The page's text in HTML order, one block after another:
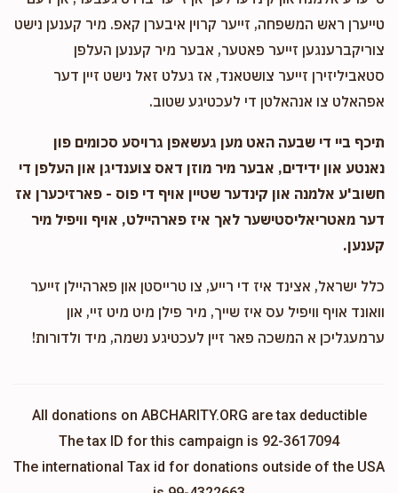
טייערן ראש המשפחה, זייער קרוין איבערן קאפ. מיר קענען נישט
צוריקברענגען זייער פאטער, אבער מיר קענען העלפן
סטאביליזירן זייער צושטאנד, אז געלט זאל נישט זיין דער
אפהאלט צו אנהאלטן די לעכטיגע שטוב.
תיכף ביי די שבעה האט מען געשאפן גרויסע סכומים פון
נאנטע און ידידים, אבער מיר מוזן דאס צוענדיגן און העלפן די
חשוב'ע אלמנה און קינדער שטיין אויף די פוס - פארזיכערן אז
דער מאטריאליסטישער לאך איז פארהיילט, אויף וויפיל מיר
קענען.
כלל ישראל, אצינד איז די רייע, צו טרייסטן און פארהיילן זייער
וואונד אויף וויפיל עס איז שייך, מיר פילן מיט מיט זיי, און
ערמעגליכן א המשכה פאר זיין לעכטיגע נשמה, מיד ולדורות!
All donations on ABCHARITY.ORG are tax deductible
The tax ID for this campaign is 92-3617094
The international Tax id for donations outside of the USA